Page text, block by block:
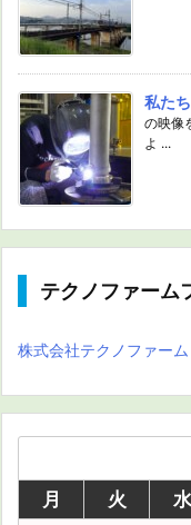
私た
の映像
よ ...
テクノファーム
株式会社テクノファーム
月
火 水